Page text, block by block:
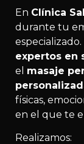
En Clínica
durante tu
expertos en
el masaje
físicas,
en el que te
Realizamos: